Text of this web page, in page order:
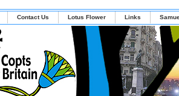
Contact Us Lotus Flower Links